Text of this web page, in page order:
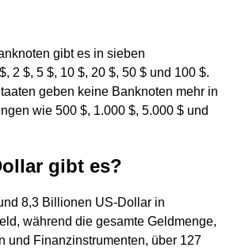
gibt es in sieben
2 $, 5 $, 10 $, 20 $, 50 $ und 100 $.
geben keine Banknoten mehr in
wie 500 $, 1.000 $, 5.000 $ und
gibt es?
8,3 Billionen US-Dollar in
während die gesamte Geldmenge,
und Finanzinstrumenten, über 127